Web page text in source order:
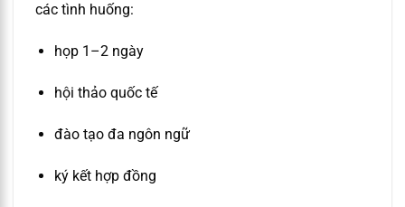
các tình huống:
họp 1–2 ngày
hội thảo quốc tế
đào tạo đa ngôn ngữ
ký kết hợp đồng